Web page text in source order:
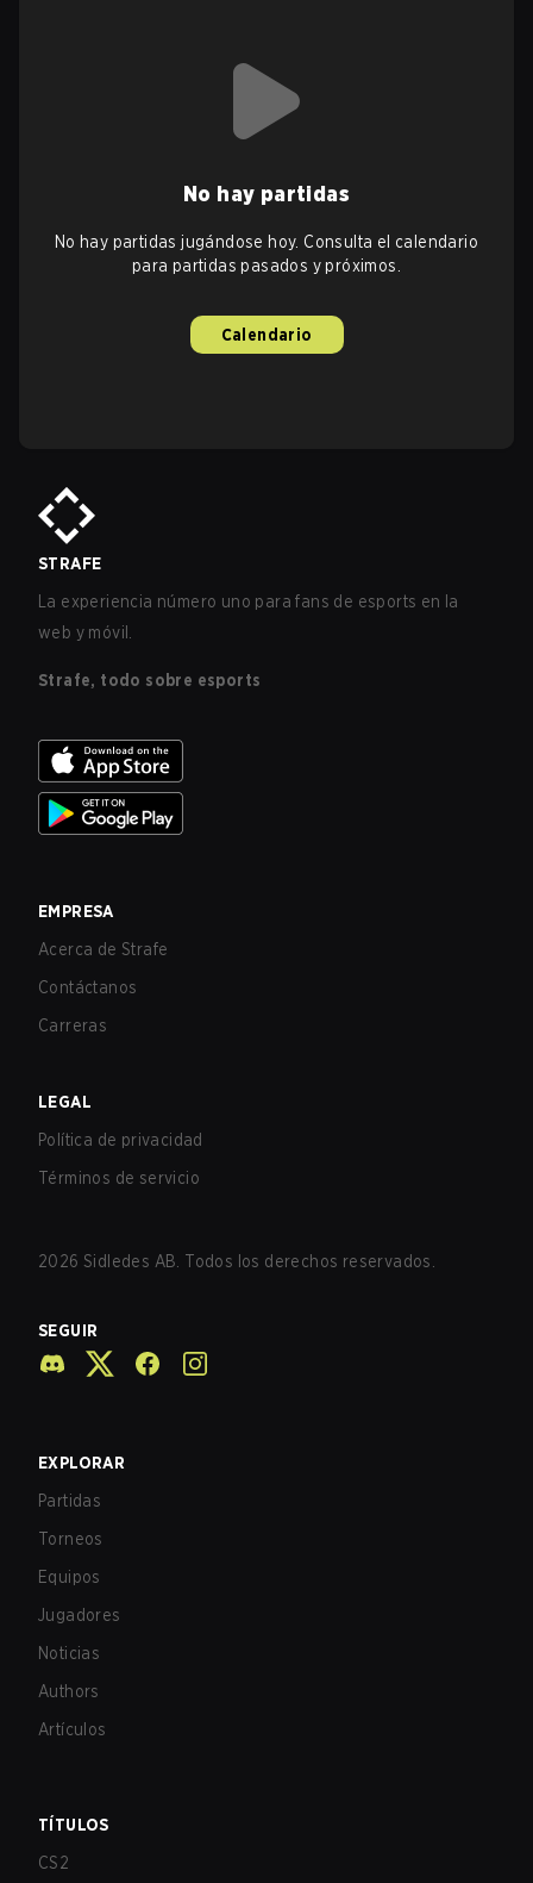
No hay partidas
No hay partidas jugándose hoy. Consulta el calendario
para partidas pasados y próximos.
Calendario
STRAFE
La experiencia número uno para fans de esports en la
web y móvil.
Strafe, todo sobre esports
EMPRESA
Acerca de Strafe
Contáctanos
Carreras
LEGAL
Política de privacidad
Términos de servicio
2026 Sidledes AB. Todos los derechos reservados.
SEGUIR
EXPLORAR
Partidas
Torneos
Equipos
Jugadores
Noticias
Authors
Artículos
TÍTULOS
CS2